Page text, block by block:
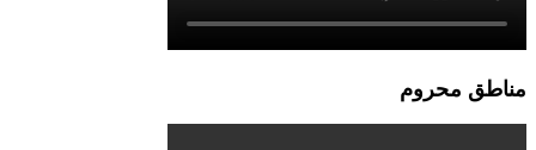
مناطق محروم